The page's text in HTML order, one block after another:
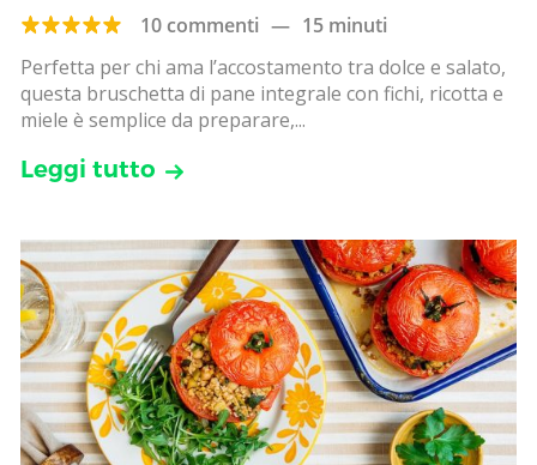
10 commenti — 15 minuti
Perfetta per chi ama l’accostamento tra dolce e salato,
questa bruschetta di pane integrale con fichi, ricotta e
miele è semplice da preparare,...
Leggi tutto